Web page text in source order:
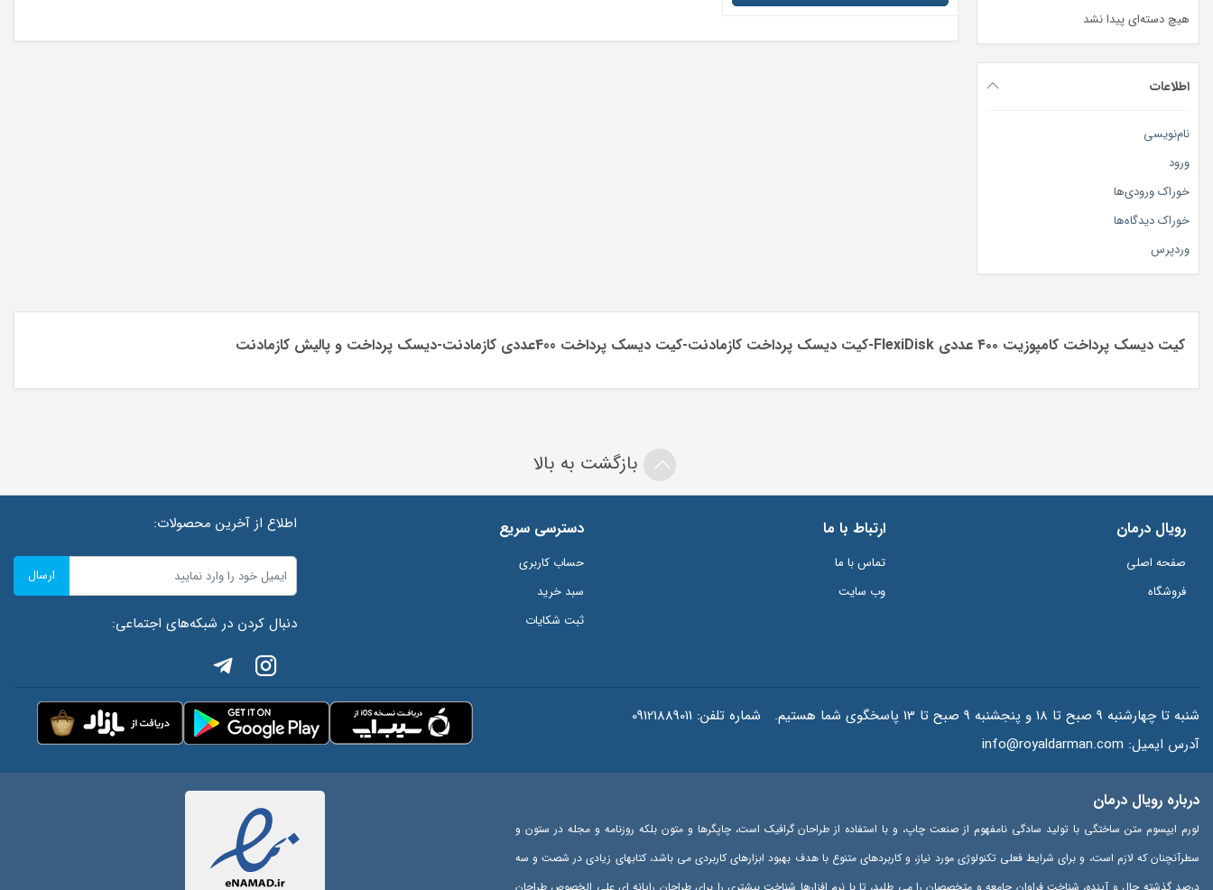
هیچ دسته‌ای پیدا نشد
اطلاعات
نام‌نویسی
ورود
خوراک ورودی‌ها
خوراک دیدگاه‌ها
وردپرس
کیت دیسک پرداخت کامپوزیت ۴۰۰ عددی FlexiDisk-کیت دیسک پرداخت کازمادنت-کیت دیسک پرداخت 400عددی کازمادنت-دیسک پرداخت و پالیش کازمادنت
بازگشت به بالا
رویال درمان
صفحه اصلی
فروشگاه
ارتباط با ما
تماس با ما
وب سایت
دسترسی سریع
حساب کاربری
سبد خرید
ثبت شکایات
اطلاع از آخرین محصولات:
ارسال
دنبال کردن در شبکه‌های اجتماعی:
شنبه تا چهارشنبه 9 صبح تا 18 و پنجشنبه 9 صبح تا 13 پاسخگوی شما هستیم. شماره تلفن: 09121889011
آدرس ایمیل: info@royaldarman.com
درباره رویال درمان
لورم ایپسوم متن ساختگی با تولید سادگی نامفهوم از صنعت چاپ، و با استفاده از طراحان گرافیک است، چاپگرها و متون بلکه روزنامه و مجله در ستون و
سطرآنچنان که لازم است، و برای شرایط فعلی تکنولوژی مورد نیاز، و کاربردهای متنوع با هدف بهبود ابزارهای کاربردی می باشد، کتابهای زیادی در شصت و سه